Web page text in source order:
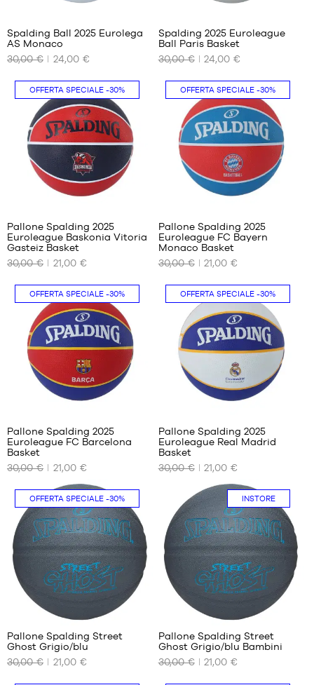
I
NOSTRI
DISPONIBILI
dimensione
Spalding Ball 2025 Eurolega
AS Monaco
30,00 €
24,00 €
I
NOSTRI
DISPONIBILI
dimensione
Spalding 2025 Euroleague
Ball Paris Basket
30,00 €
24,00 €
OFFERTA SPECIALE-30%
I
FORMATI
dimensione
Pallone Spalding 2025
Euroleague Baskonia Vitoria
Gasteiz Basket
30,00 €
21,00 €
OFFERTA SPECIALE -30%
I
FORMATI
dimensione
Pallone Spalding 2025
Euroleague FC Bayern
Monaco Basket
30,00 €
21,00 €
OFFERTA SPECIALE-30%
I
FORMATI
DISPONIBILI
dimensione
7
Pallone Spalding 2025
Euroleague FC Barcelona
Basket
30,00 €
21,00 €
OFFERTA SPECIALE -30%
I
FORMATI
DISPONIBILI
dimensione
7
Pallone Spalding 2025
Euroleague Real Madrid
Basket
30,00 €
21,00 €
OFFERTA SPECIALE-30%
I
NOSTRI
Pallone Spalding Street
Ghost Grigio/blu
30,00 €
21,00 €
INSTORE
I
NOSTRI
Pallone Spalding Street
Ghost Grigio/blu Bambini
30,00 €
21,00 €